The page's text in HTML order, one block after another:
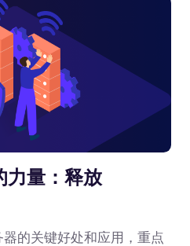
力量：释放
的关键好处和应用，重点